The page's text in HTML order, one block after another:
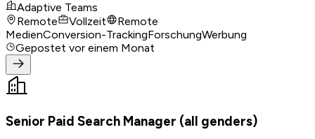
Adaptive Teams
Remote
Vollzeit
Remote
MedienConversion-TrackingForschungWerbung
Gepostet vor einem Monat
Senior Paid Search Manager (all genders)